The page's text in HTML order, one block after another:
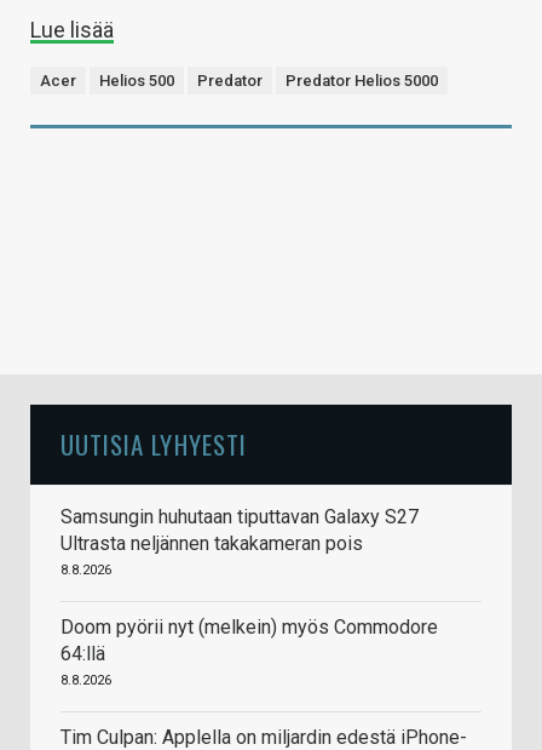
Lue lisää
Acer Helios 500 Predator Predator Helios 5000
UUTISIA LYHYESTI
Samsungin huhutaan tiputtavan Galaxy S27
Ultrasta neljännen takakameran pois
8.8.2026
Doom pyörii nyt (melkein) myös Commodore
64:llä
8.8.2026
Tim Culpan: Applella on miljardin edestä iPhone-